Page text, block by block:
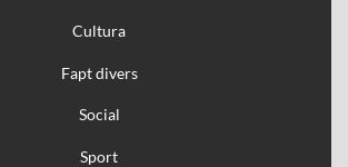
Cultura
Fapt divers
Social
Sport